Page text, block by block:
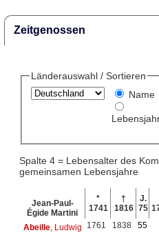
Zeitgenossen
Länderauswahl / Sortieren
Name
Spalte 4 = Lebensalter des
gemeinsamen Lebensjahre
Jean-Paul-
Égide Martini
*
1741
†
1816
J.
75
Abeille, Ludwig 1761 1838
55